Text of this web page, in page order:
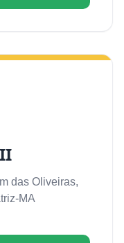
das Oliveiras,
MA